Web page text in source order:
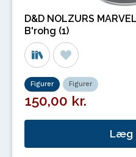
D&D NOLZURS
B'rohg (1)
Figurer Figurer
150,00 kr.
Læg